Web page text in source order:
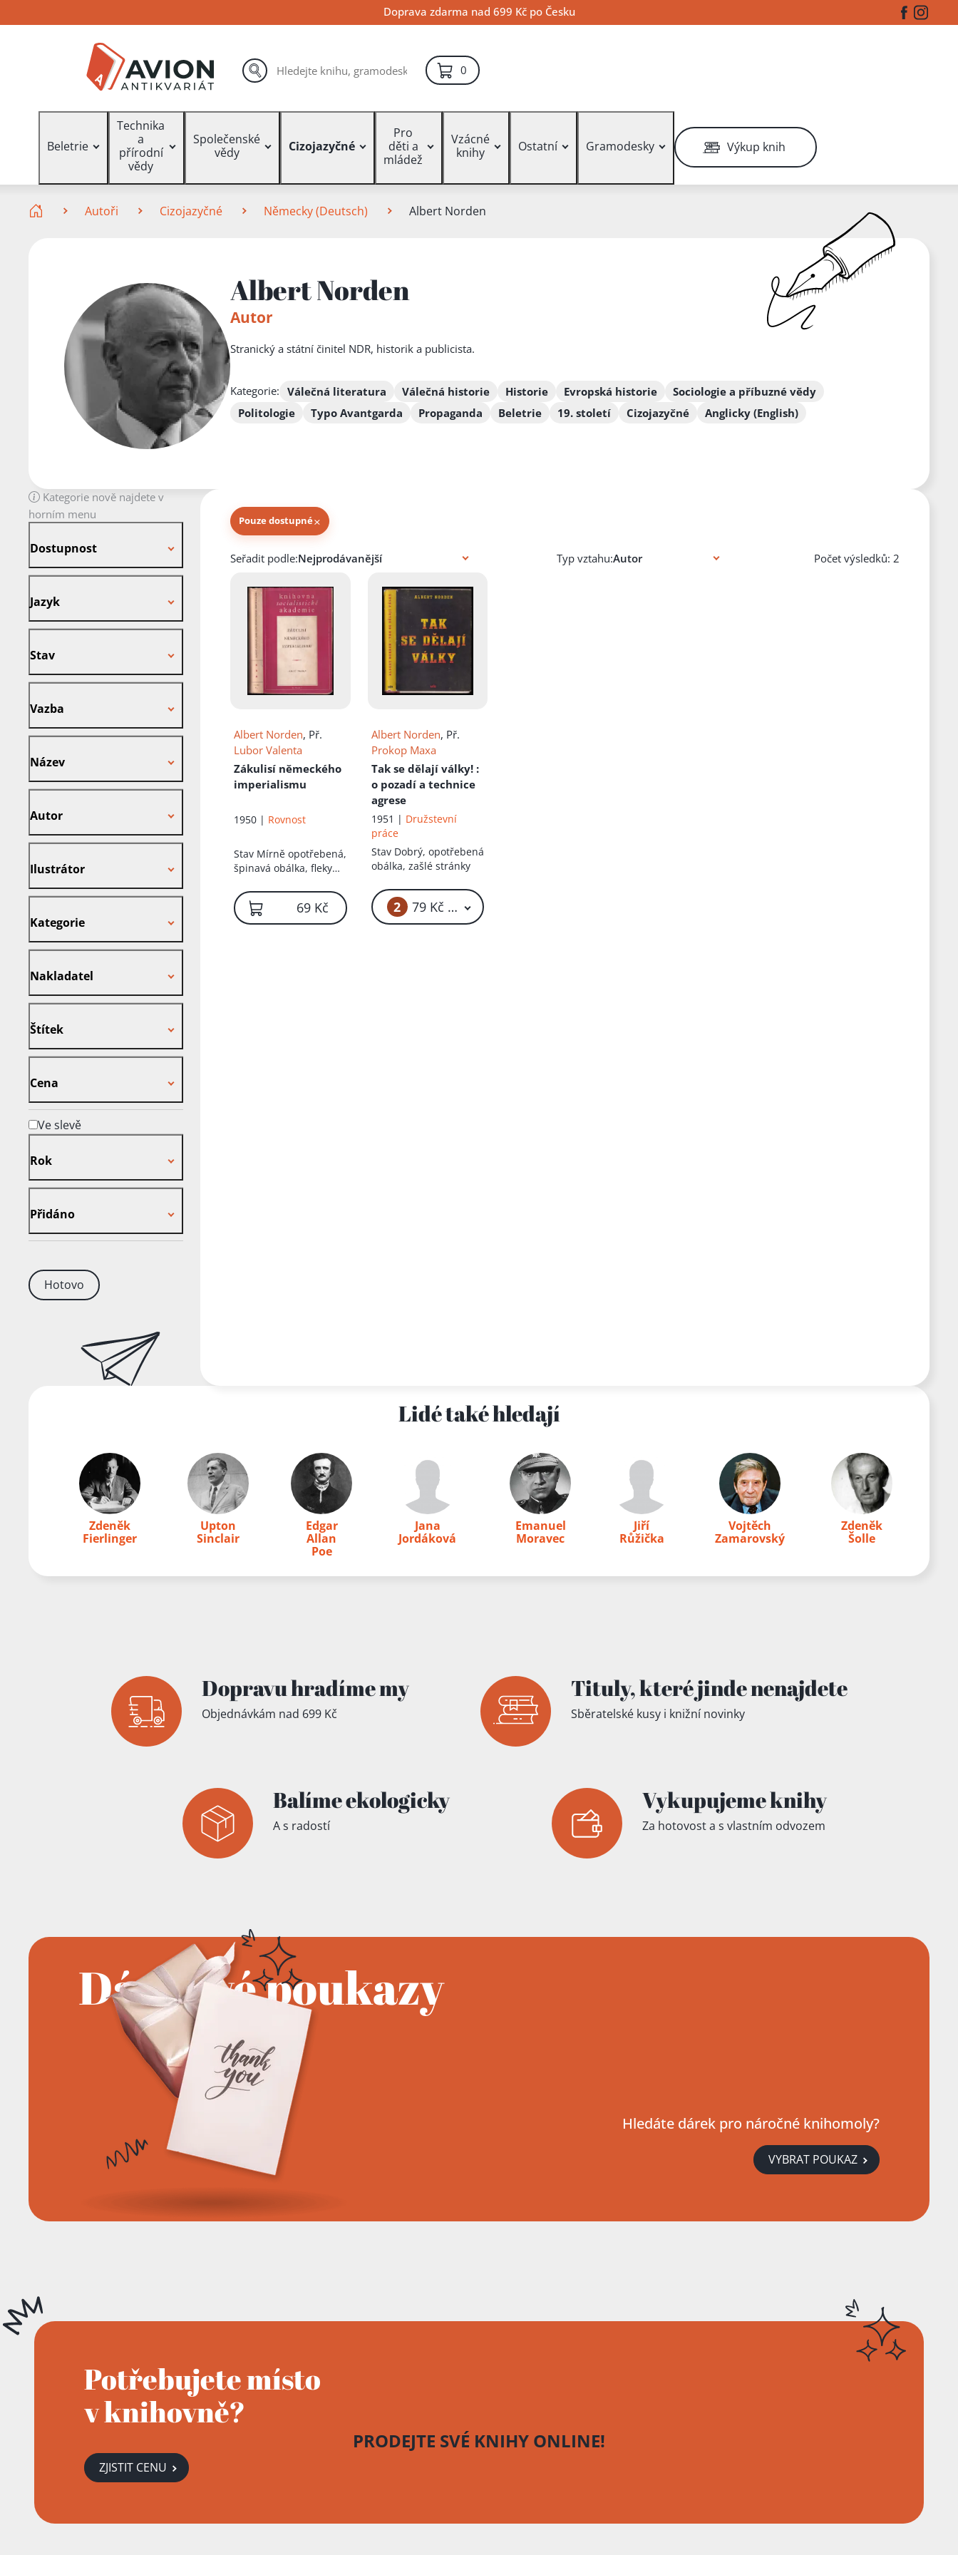
na
na
na
Doprava zdarma nad 699 Kč po Česku Facebook
Vyhledávání hledat
0položek – košík
Beletrie
Technika
a
přírodní
vědy
Společenské
vědy
Cizojazyčné
Pro
děti a
mládež
Vzácné
knihy
Ostatní Gramodesky Výkup knih
Autoři Cizojazyčné Německy (Deutsch) Albert Norden
Albert Norden
Autor
Stranický a státní činitel NDR, historik a publicista.
Kategorie: Válečná literatura Válečná historie Historie Evropská historie
Sociologie a příbuzné vědy
Politologie
Typo Avantgarda Propaganda Beletrie 19. století Cizojazyčné Anglicky (English)
Kategorie nově najdete v
horním menu
Dostupnost
Jazyk
Stav
Vazba
Název
Autor
Ilustrátor
Kategorie
Nakladatel
Štítek
Cena
Ve slevě
Rok
Přidáno
Hotovo
Pouze dostupné×
Knihy autora
Seřadit podle: Typ vztahu: Počet výsledků: 2
Albert Norden, Př.
Lubor Valenta
Zákulisí německého
imperialismu
1950 | Rovnost
Stav Mírně opotřebená,
špinavá obálka, fleky
69 Kč
Albert Norden, Př.
Prokop Maxa
Tak se dělají války! :
o pozadí a technice
agrese
1951 | Družstevní
práce
Stav Dobrý, opotřebená
obálka, zašlé stránky
2 79 Kč – 89 Kč
Lidé také hledají
Zdeněk
Fierlinger
Upton
Sinclair
Edgar
Allan
Poe
Jana
Jordáková
Emanuel
Moravec
Jiří
Růžička
Vojtěch
Zamarovský
Zdeněk
Šolle
Dopravu hradíme my
Objednávkám nad 699 Kč
Tituly,které jindenenajdete
Sběratelské kusy i knižní novinky
Balíme ekologicky
A s radostí
Vykupujeme knihy
Za hotovost a s vlastním odvozem
Dárkové poukazy
Hledáte dárek pro náročné knihomoly?
VYBRAT POUKAZ
Potřebujete místo
v knihovně?
PRODEJTE SVÉ KNIHY ONLINE!
ZJISTIT CENU